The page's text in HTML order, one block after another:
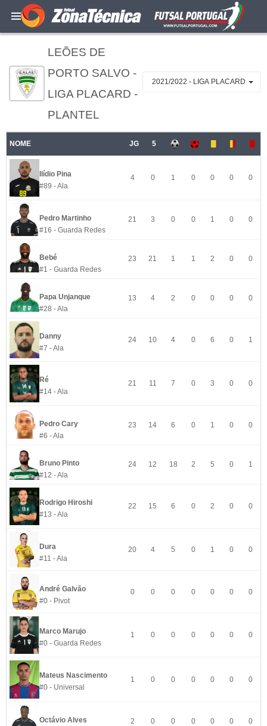
LEÕES DE
PORTO SALVO -
LIGA PLACARD -
PLANTEL
2021/2022 - LIGA PLACARD
NOME JG 5
Ilídio Pina
#89 - Ala
4 0 1 0 0 0 0
Pedro Martinho
#16 - Guarda Redes
21 3 0 0 1 0 0
Bebé
#1 - Guarda Redes
23 21 1 1 2 0 0
Papa Unjanque
#28 - Ala
13 4 2 0 0 0 0
Danny
#7 - Ala
24 10 4 0 6 0 1
Ré
#14 - Ala
21 11 7 0 3 0 0
Pedro Cary
#6 - Ala
23 14 6 0 1 0 0
Bruno Pinto
#12 - Ala
24 12 18 2 5 0 1
Rodrigo Hiroshi
#13 - Ala
22 15 6 0 2 0 0
Dura
#11 - Ala
20 4 5 0 1 0 0
André Galvão
#0 - Pivot
0 0 0 0 0 0 0
Marco Marujo
#0 - Guarda Redes
1 0 0 0 0 0 0
Mateus Nascimento
#0 - Universal
1 0 0 0 0 0 0
Octávio Alves
2 0 0 0 0 0 0